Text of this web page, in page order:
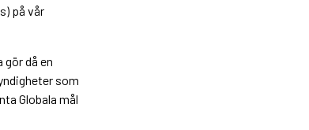
på vår
då en
som
Globala mål